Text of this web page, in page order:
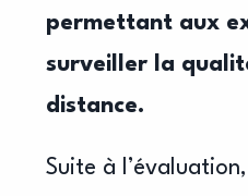
permettant aux
surveiller la
distance.
Suite à